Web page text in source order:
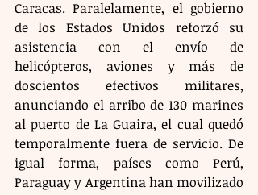
Caracas. Paralelamente, el gobierno
de los Estados Unidos reforzó su
asistencia con el envío de
helicópteros, aviones y más de
doscientos efectivos militares,
anunciando el arribo de 130 marines
al puerto de La Guaira, el cual quedó
temporalmente fuera de servicio. De
igual forma, países como Perú,
Paraguay y Argentina han movilizado